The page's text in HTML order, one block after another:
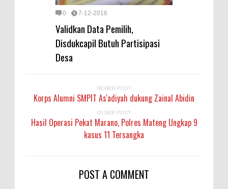
0 7-12-2016
Validkan Data Pemilih,
Disdukcapil Butuh Partisipasi
Desa
NEWER POST
Korps Alumni SMPIT As'adiyah dukung Zainal Abidin
OLDER POST
Hasil Operasi Pekat Marano, Polres Mateng Ungkap 9
kasus 11 Tersangka
POST A COMMENT